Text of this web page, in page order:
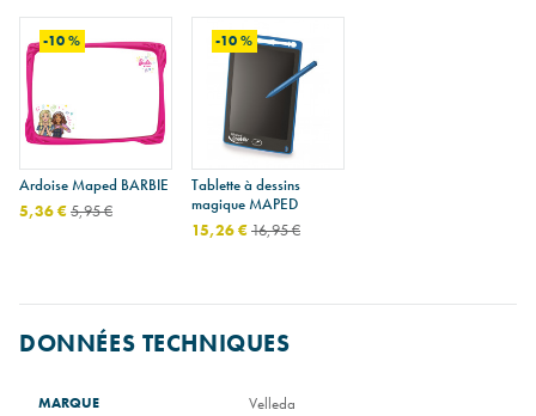
-10 %
Ardoise Maped BARBIE
5,36 €5,95 €
-10 %
Tablette à dessins
magique MAPED
15,26 €16,95 €
DONNÉES TECHNIQUES
MARQUE Velleda